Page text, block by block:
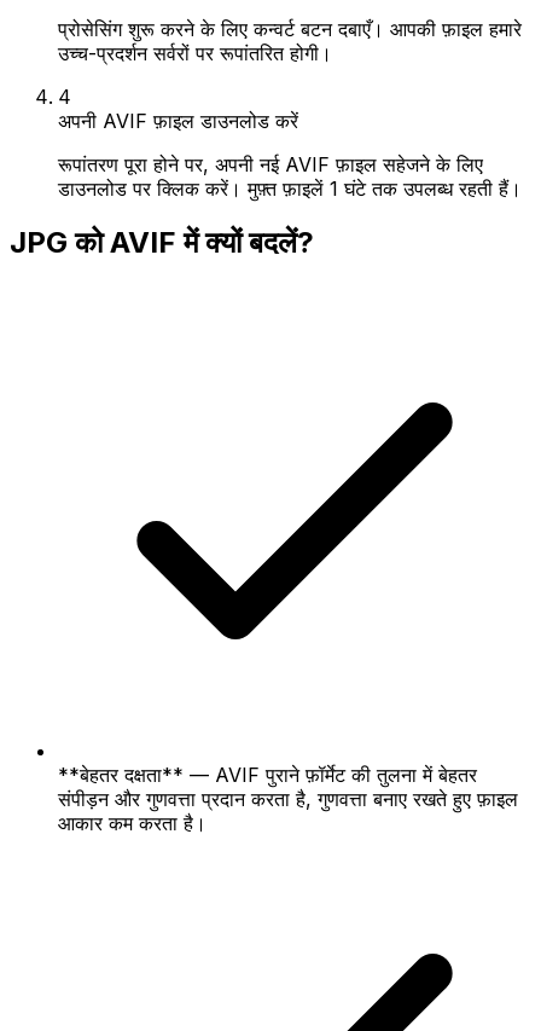
प्रोसेसिंग शुरू करने के लिए कन्वर्ट बटन दबाएँ। आपकी फ़ाइल हमारे
उच्च-प्रदर्शन सर्वरों पर रूपांतरित होगी।
4
अपनी AVIF फ़ाइल डाउनलोड करें
रूपांतरण पूरा होने पर, अपनी नई AVIF फ़ाइल सहेजने के लिए
डाउनलोड पर क्लिक करें। मुफ़्त फ़ाइलें 1 घंटे तक उपलब्ध रहती हैं।
JPG को AVIF में क्यों बदलें?
**बेहतर दक्षता** — AVIF पुराने फ़ॉर्मेट की तुलना में बेहतर
संपीड़न और गुणवत्ता प्रदान करता है, गुणवत्ता बनाए रखते हुए फ़ाइल
आकार कम करता है।